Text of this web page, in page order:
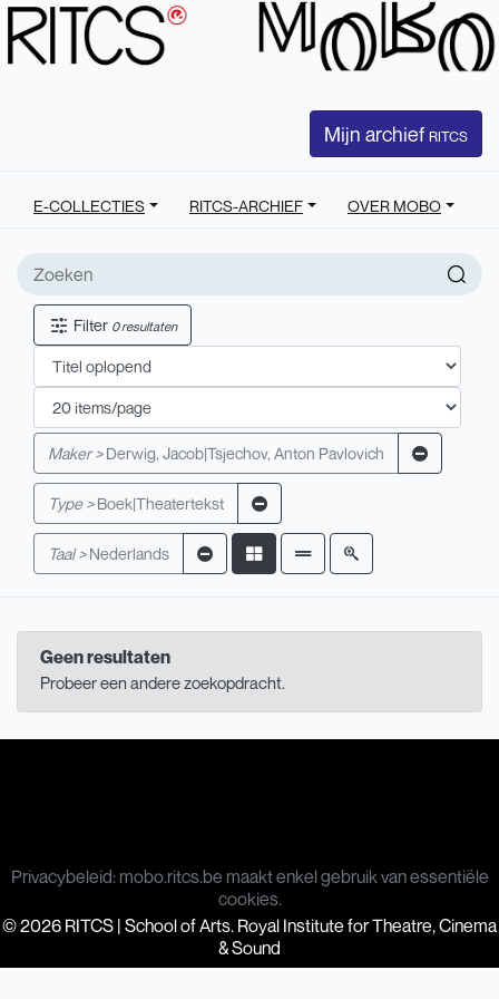
Mijn archief RITCS
E-COLLECTIES RITCS-ARCHIEF OVER MOBO
Filter 0 resultaten
Maker > Derwig, Jacob|Tsjechov, Anton Pavlovich
Type > Boek|Theatertekst
Taal > Nederlands
Geen resultaten
Probeer een andere zoekopdracht.
Privacybeleid: mobo.ritcs.be maakt enkel gebruik van essentiële
cookies.
© 2026 RITCS | School of Arts. Royal Institute for Theatre, Cinema
& Sound